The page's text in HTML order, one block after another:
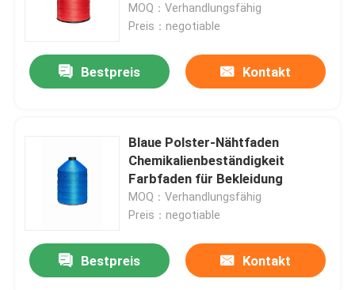
MOQ：Verhandlungsfähig
Preis：negotiable
Bestpreis Kontakt
Blaue Polster-Nähtfaden
Chemikalienbeständigkeit
Farbfaden für Bekleidung
MOQ：Verhandlungsfähig
Preis：negotiable
Bestpreis Kontakt